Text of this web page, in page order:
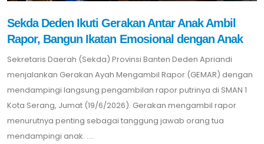
Sekda Deden Ikuti Gerakan Antar Anak Ambil
Rapor, Bangun Ikatan Emosional dengan Anak
Sekretaris Daerah (Sekda) Provinsi Banten Deden Apriandi
menjalankan Gerakan Ayah Mengambil Rapor (GEMAR) dengan
mendampingi langsung pengambilan rapor putrinya di SMAN 1
Kota Serang, Jumat (19/6/2026). Gerakan mengambil rapor
menurutnya penting sebagai tanggung jawab orang tua
mendampingi anak. ....